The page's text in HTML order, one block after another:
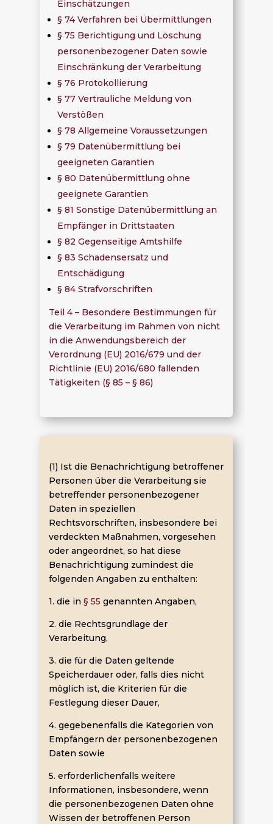
Einschätzungen
§ 74 Verfahren bei Übermittlungen
§ 75 Berichtigung und Löschung
personenbezogener Daten sowie
Einschränkung der Verarbeitung
§ 76 Protokollierung
§ 77 Vertrauliche Meldung von
Verstößen
§ 78 Allgemeine Voraussetzungen
§ 79 Datenübermittlung bei
geeigneten Garantien
§ 80 Datenübermittlung ohne
geeignete Garantien
§ 81 Sonstige Datenübermittlung an
Empfänger in Drittstaaten
§ 82 Gegenseitige Amtshilfe
§ 83 Schadensersatz und
Entschädigung
§ 84 Strafvorschriften
Teil 4 – Besondere Bestimmungen für
die Verarbeitung im Rahmen von nicht
in die Anwendungsbereich der
Verordnung (EU) 2016/679 und der
Richtlinie (EU) 2016/680 fallenden
Tätigkeiten (§ 85 – § 86)
(1) Ist die Benachrichtigung betroffener
Personen über die Verarbeitung sie
betreffender personenbezogener
Daten in speziellen
Rechtsvorschriften, insbesondere bei
verdeckten Maßnahmen, vorgesehen
oder angeordnet, so hat diese
Benachrichtigung zumindest die
folgenden Angaben zu enthalten:
1. die in § 55 genannten Angaben,
2. die Rechtsgrundlage der
Verarbeitung,
3. die für die Daten geltende
Speicherdauer oder, falls dies nicht
möglich ist, die Kriterien für die
Festlegung dieser Dauer,
4. gegebenenfalls die Kategorien von
Empfängern der personenbezogenen
Daten sowie
5. erforderlichenfalls weitere
Informationen, insbesondere, wenn
die personenbezogenen Daten ohne
Wissen der betroffenen Person